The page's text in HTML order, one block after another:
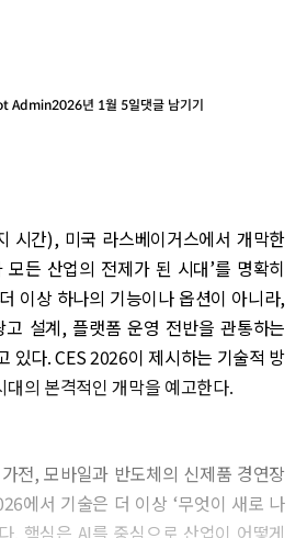
Admin2026년 1월 5일댓글 남기기
시간), 미국 라스베이거스에서 개막한
모든 산업의 전제가 된 시대’를 명확히
이상 하나의 기능이나 옵션이 아니라,
설계, 플랫폼 운영 전반을 관통하는
있다. CES 2026이 제시하는 기술적 방
대의 본격적인 개막을 예고한다.
전, 모바일과 반도체의 신제품 경연장
에서 기술은 더 이상 ‘무엇이 새로 나